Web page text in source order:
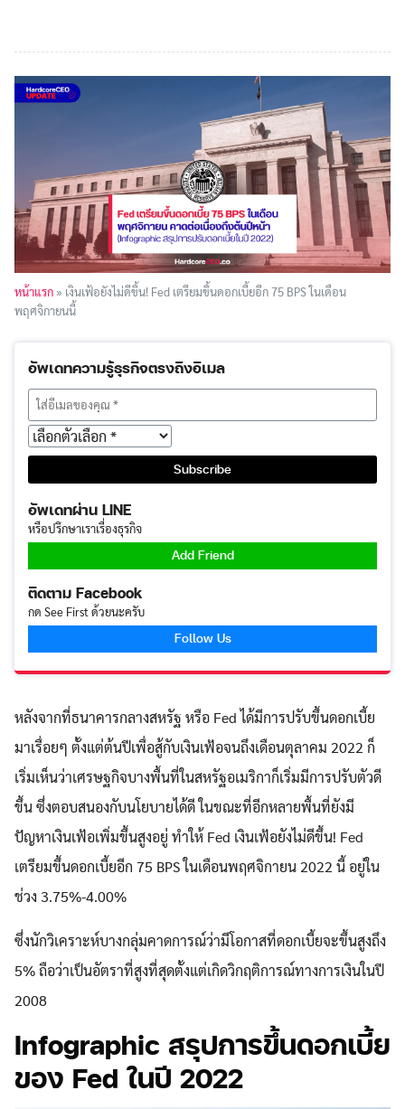
หน้าแรก » เงินเฟ้อยังไม่ดีขึ้น! Fed เตรียมขึ้นดอกเบี้ยอีก 75 BPS ในเดือน
พฤศจิกายนนี้
อัพเดทความรู้ธุรกิจตรงถึงอีเมล
อัพเดทผ่าน LINE
หรือปรึกษาเราเรื่องธุรกิจ
Add Friend
ติดตาม Facebook
กด See First ด้วยนะครับ
Follow Us
หลังจากที่ธนาคารกลางสหรัฐ หรือ Fed ได้มีการปรับขึ้นดอกเบี้ย
มาเรื่อยๆ ตั้งแต่ต้นปีเพื่อสู้กับเงินเฟ้อจนถึงเดือนตุลาคม 2022 ก็
เริ่มเห็นว่าเศรษฐกิจบางพื้นที่ในสหรัฐอเมริกาก็เริ่มมีการปรับตัวดี
ขึ้น ซึ่งตอบสนองกับนโยบายได้ดี ในขณะที่อีกหลายพื้นที่ยังมี
ปัญหาเงินเฟ้อเพิ่มขึ้นสูงอยู่ ทำให้ Fed เงินเฟ้อยังไม่ดีขึ้น! Fed
เตรียมขึ้นดอกเบี้ยอีก 75 BPS ในเดือนพฤศจิกายน 2022 นี้ อยู่ใน
ช่วง 3.75%-4.00%
ซึ่งนักวิเคราะห์บางกลุ่มคาดการณ์ว่ามีโอกาสที่ดอกเบี้ยจะขึ้นสูงถึง
5% ถือว่าเป็นอัตราที่สูงที่สุดตั้งแต่เกิดวิกฤติการณ์ทางการเงินในปี
2008
Infographic สรุปการขึ้นดอกเบี้ย
ของ Fed ในปี 2022